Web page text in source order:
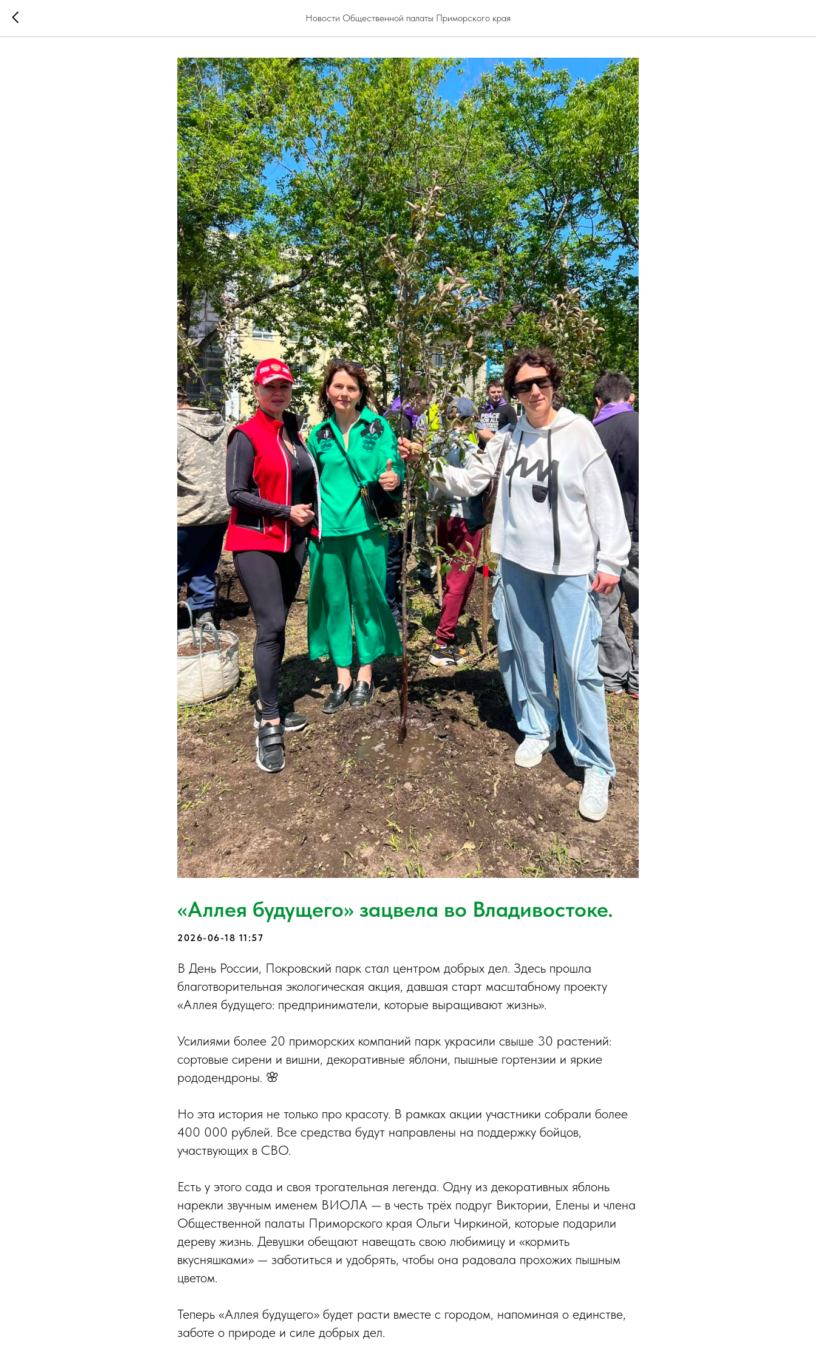
Новости Общественной палаты Приморского края
«Аллея будущего» зацвела во Владивостоке.
2026-06-18 11:57
В День России, Покровский парк стал центром добрых дел. Здесь прошла
благотворительная экологическая акция, давшая старт масштабному проекту
«Аллея будущего: предприниматели, которые выращивают жизнь».
Усилиями более 20 приморских компаний парк украсили свыше 30 растений:
сортовые сирени и вишни, декоративные яблони, пышные гортензии и яркие
рододендроны. 🌸
Но эта история не только про красоту. В рамках акции участники собрали более
400 000 рублей. Все средства будут направлены на поддержку бойцов,
участвующих в СВО.
Есть у этого сада и своя трогательная легенда. Одну из декоративных яблонь
нарекли звучным именем ВИОЛА — в честь трёх подруг Виктории, Елены и члена
Общественной палаты Приморского края Ольги Чиркиной, которые подарили
дереву жизнь. Девушки обещают навещать свою любимицу и «кормить
вкусняшками» — заботиться и удобрять, чтобы она радовала прохожих пышным
цветом.
Теперь «Аллея будущего» будет расти вместе с городом, напоминая о единстве,
заботе о природе и силе добрых дел.